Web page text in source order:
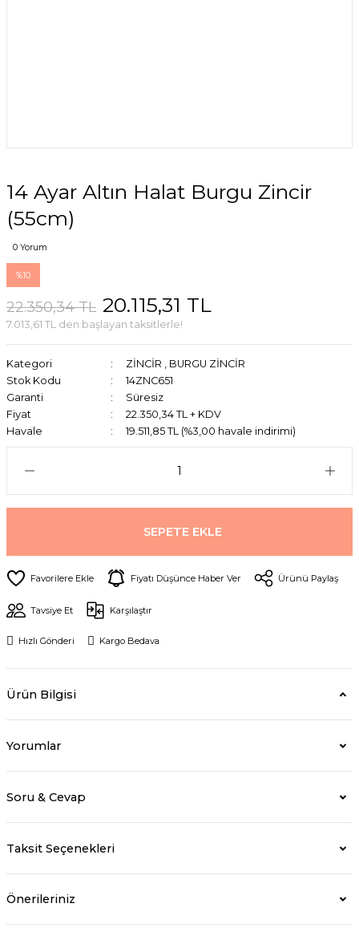
14 Ayar Altın Halat Burgu Zincir
(55cm)
0 Yorum
%10
22.350,34 TL 20.115,31 TL
7.013,61 TL den başlayan taksitlerle!
Kategori ZİNCİR , BURGU ZİNCİR
Stok Kodu
14ZNC651
Garanti
Süresiz
Fiyat
22.350,34 TL + KDV
Havale
19.511,85 TL (%3,00 havale indirimi)
SEPETE EKLE
Fiyatı Düşünce Haber Ver Ürünü Paylaş
Tavsiye Et Karşılaştır
Hızlı Gönderi Kargo Bedava
Ürün Bilgisi
Yorumlar
Soru & Cevap
Taksit Seçenekleri
Önerileriniz